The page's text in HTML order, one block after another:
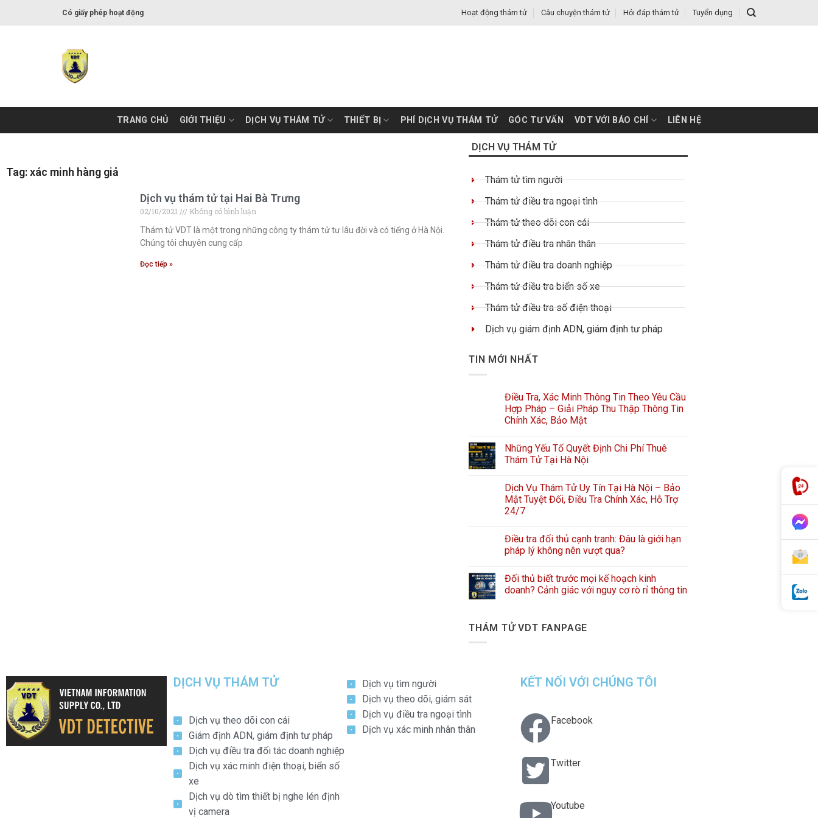
Có giấy phép hoạt động Hoạt động thám tử Câu chuyện thám tử Hỏi đáp thám tử Tuyển dụng
TRANG CHỦ GIỚI THIỆU DỊCH VỤ THÁM TỬ THIẾT BỊ PHÍ DỊCH VỤ THÁM TỬ GÓC TƯ VẤN VDT VỚI BÁO CHÍ LIÊN HỆ
Tag: xác minh hàng giả
Dịch vụ thám tử tại Hai Bà Trưng
02/10/2021
Không có bình luận
Thám tử VDT là một trong những công ty thám tử tư lâu đời và có tiếng ở Hà Nội.
Chúng tôi chuyên cung cấp
Đọc tiếp »
DỊCH VỤ THÁM TỬ
Thám tử tìm người
Thám tử điều tra ngoại tình
Thám tử theo dõi con cái
Thám tử điều tra nhân thân
Thám tử điều tra doanh nghiệp
Thám tử điều tra biển số xe
Thám tử điều tra số điện thoại
Dịch vụ giám định ADN, giám định tư pháp
TIN MỚI NHẤT
Điều Tra, Xác Minh Thông Tin Theo Yêu Cầu
Hợp Pháp – Giải Pháp Thu Thập Thông Tin
Chính Xác, Bảo Mật
Những Yếu Tố Quyết Định Chi Phí Thuê
Thám Tử Tại Hà Nội
Dịch Vụ Thám Tử Uy Tín Tại Hà Nội – Bảo
Mật Tuyệt Đối, Điều Tra Chính Xác, Hỗ Trợ
24/7
Điều tra đối thủ cạnh tranh: Đâu là giới hạn
pháp lý không nên vượt qua?
Đối thủ biết trước mọi kế hoạch kinh
doanh? Cảnh giác với nguy cơ rò rỉ thông tin
THÁM TỬ VDT FANPAGE
DỊCH VỤ THÁM TỬ
Dịch vụ theo dõi con cái
Giám định ADN, giám định tư pháp
Dịch vụ điều tra đối tác doanh nghiệp
Dịch vụ xác minh điện thoại, biển số
xe
Dịch vụ dò tìm thiết bị nghe lén định
vị camera
Dịch vụ tìm người
Dịch vụ theo dõi, giám sát
Dịch vụ điều tra ngoại tình
Dịch vụ xác minh nhân thân
KẾT NỐI VỚI CHÚNG TÔI
Facebook
Twitter
Youtube